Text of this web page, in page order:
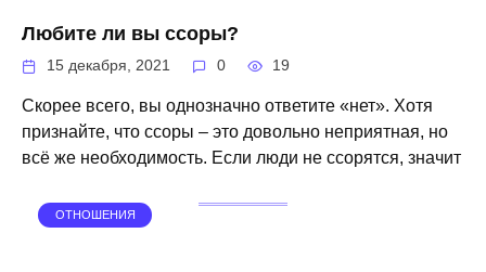
Любите ли вы ссоры?
15 декабря, 2021 0 19
Скорее всего, вы однозначно ответите «нет». Хотя
признайте, что ссоры – это довольно неприятная, но
всё же необходимость. Если люди не ссорятся, значит
ОТНОШЕНИЯ